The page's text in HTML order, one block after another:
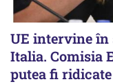
UE intervine în
Italia. Comisia
putea fi